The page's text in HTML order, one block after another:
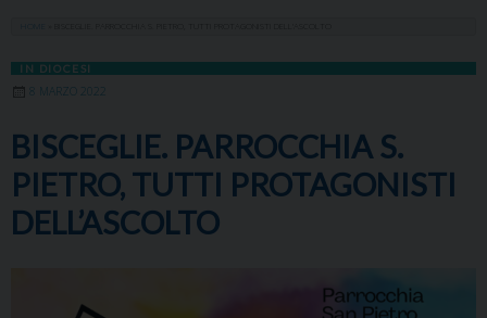
IN DIOCESI
8 MARZO 2022
BISCEGLIE. PARROCCHIA S.
PIETRO, TUTTI PROTAGONISTI
DELL’ASCOLTO